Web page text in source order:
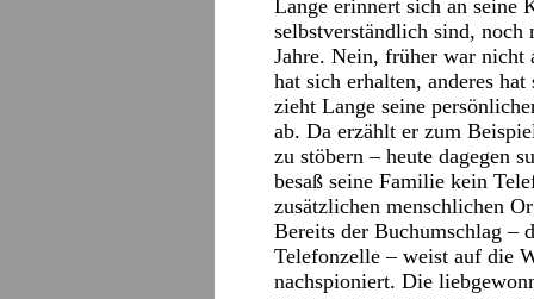
Lange erinnert sich an seine
selbstverständlich sind,
Jahre. Nein, früher war nicht
hat sich erhalten, anderes
zieht Lange seine
ab. Da erzählt er zum
zu stöbern – heute dagegen
besaß seine Familie kein
zusätzlichen menschlichen
Bereits der Buchumschlag –
Telefonzelle – weist auf die
nachspioniert. Die